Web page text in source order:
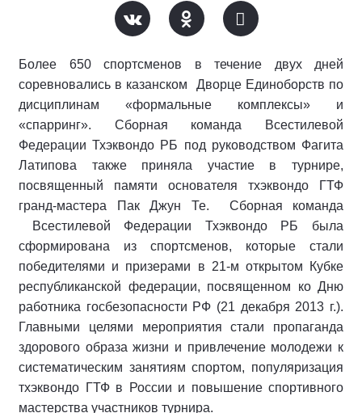
Более 650 спортсменов в течение двух дней
соревновались в казанском Дворце Единоборств по
дисциплинам «формальные комплексы» и
«спарринг». Сборная команда Всестилевой
Федерации Тхэквондо РБ под руководством Фагита
Латипова также приняла участие в турнире,
посвященный памяти основателя тхэквондо ГТФ
гранд-мастера Пак Джун Те. Сборная команда
Всестилевой Федерации Тхэквондо РБ была
сформирована из спортсменов, которые стали
победителями и призерами в 21-м открытом Кубке
республиканской федерации, посвященном ко Дню
работника госбезопасности РФ (21 декабря 2013 г.).
Главными целями мероприятия стали пропаганда
здорового образа жизни и привлечение молодежи к
систематическим занятиям спортом, популяризация
тхэквондо ГТФ в России и повышение спортивного
мастерства участников турнира.